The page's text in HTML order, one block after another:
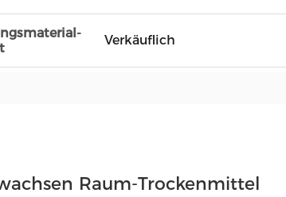
Verkäuflich
Raum-Trockenmittel